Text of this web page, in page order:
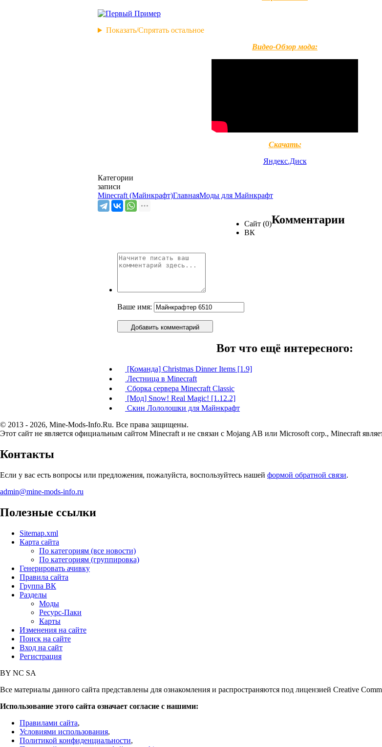
Показать/Спрятать остальное
Видео-Обзор мода:
Скачать:
Яндекс.Диск
Категории
записи
Minecraft (Майнкрафт)ГлавнаяМоды для Майнкрафт
Сайт (0)
ВК
Комментарии
Ваше имя:
Добавить комментарий
Вот что ещё интересного:
[Команда] Christmas Dinner Items [1.9]
Лестница в Minecraft
Сборка сервера Minecraft Classic
[Мод] Snow! Real Magic! [1.12.2]
Скин Лололошки для Майнкрафт
© 2013 - 2026, Mine-Mods-Info.Ru. Все права защищены.
Этот сайт не является официальным сайтом Minecraft и не связан с Mojang AB или Microsoft corp., Minecraft
Контакты
Если у вас есть вопросы или предложения, пожалуйста, воспользуйтесь нашей формой обратной связи.
admin@mine-mods-info.ru
Полезные ссылки
Sitemap.xml
Карта сайта
По категориям (все новости)
По категориям (группировка)
Генерировать ачивку
Правила сайта
Группа ВК
Разделы
Моды
Ресурс-Паки
Карты
Изменения на сайте
Поиск на сайте
Вход на сайт
Регистрация
BY NC SA
Все материалы данного сайта представлены для ознакомления и распространяются под лицензией Creative
Использование этого сайта означает согласие с нашими:
Правилами сайта,
Условиями использования,
Политикой конфиденциальности,